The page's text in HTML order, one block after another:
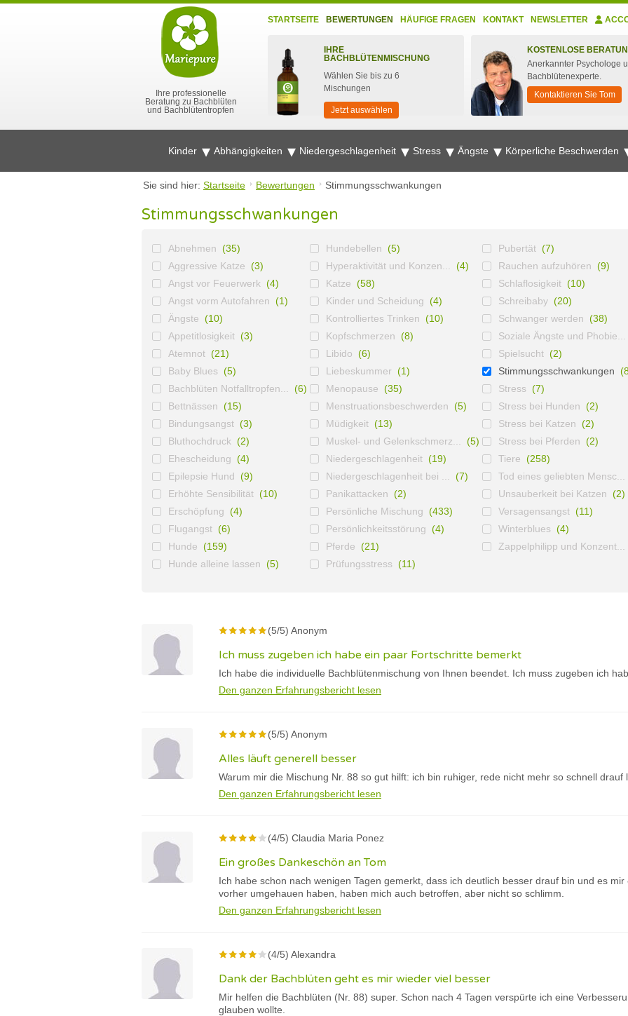
Ihre professionelle
Beratung zu Bachblüten
und Bachblütentropfen
STARTSEITE BEWERTUNGEN HÄUFIGE FRAGEN KONTAKT NEWSLETTER
IHRE
BACHBLÜTENMISCHUNG
Wählen Sie bis zu 6
Mischungen
Jetzt auswählen
KOSTENLOSE
Anerkannter Psychologe
Bachblütenexperte.
Kontaktieren Sie Tom
Kinder Abhängigkeiten Niedergeschlagenheit Stress Ängste Körperliche Beschwerden
Sie sind hier: Startseite Bewertungen Stimmungsschwankungen
Stimmungsschwankungen
Abnehmen (35)
Aggressive Katze (3)
Angst vor Feuerwerk (4)
Angst vorm Autofahren (1)
Ängste (10)
Appetitlosigkeit (3)
Atemnot (21)
Baby Blues (5)
Bachblüten Notfalltropfen...
(6)
Bettnässen (15)
Bindungsangst (3)
Bluthochdruck (2)
Ehescheidung (4)
Epilepsie Hund (9)
Erhöhte Sensibilität (10)
Erschöpfung (4)
Flugangst (6)
Hunde (159)
Hunde alleine lassen (5)
Hundebellen (5)
Hyperaktivität und Konzen...
(4)
Katze (58)
Kinder und Scheidung (4)
Kontrolliertes Trinken (10)
Kopfschmerzen (8)
Libido (6)
Liebeskummer (1)
Menopause (35)
Menstruationsbeschwerden (5)
Müdigkeit (13)
Muskel- und Gelenkschmerz...
(5)
Niedergeschlagenheit (19)
Niedergeschlagenheit bei ...
(7)
Panikattacken (2)
Persönliche Mischung (433)
Persönlichkeitsstörung (4)
Pferde (21)
Prüfungsstress (11)
Pubertät (7)
Rauchen aufzuhören (9)
Schlaflosigkeit (10)
Schreibaby (20)
Schwanger werden (38)
Soziale Ängste und Phobie...
Spielsucht (2)
Stimmungsschwankungen
Stress (7)
Stress bei Hunden (2)
Stress bei Katzen (2)
Stress bei Pferden (2)
Tiere (258)
Tod eines geliebten Mensc...
Unsauberkeit bei Katzen (2)
Versagensangst (11)
Winterblues (4)
Zappelphilipp und Konzent...
(5/5) Anonym
Ich muss zugeben ich habe ein paar Fortschritte bemerkt
Ich habe die individuelle Bachblütenmischung von Ihnen beendet. Ich muss zugeben ich
Den ganzen Erfahrungsbericht lesen
(5/5) Anonym
Alles läuft generell besser
Warum mir die Mischung Nr. 88 so gut hilft: ich bin ruhiger, rede nicht mehr so schnell drauf
Den ganzen Erfahrungsbericht lesen
(4/5) Claudia Maria Ponez
Ein großes Dankeschön an Tom
Ich habe schon nach wenigen Tagen gemerkt, dass ich deutlich besser drauf bin und es
vorher umgehauen haben, haben mich auch betroffen, aber nicht so schlimm.
Den ganzen Erfahrungsbericht lesen
(4/5) Alexandra
Dank der Bachblüten geht es mir wieder viel besser
Mir helfen die Bachblüten (Nr. 88) super. Schon nach 4 Tagen verspürte ich eine
glauben wollte.